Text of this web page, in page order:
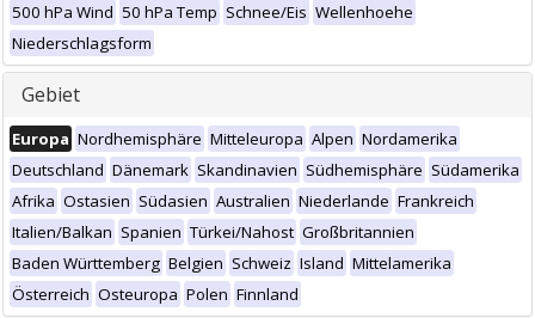
500 hPa Wind 50 hPa Temp Schnee/Eis Wellenhoehe
Niederschlagsform
Gebiet
Europa Nordhemisphäre Mitteleuropa Alpen Nordamerika
Deutschland Dänemark Skandinavien Südhemisphäre Südamerika
Afrika Ostasien Südasien Australien Niederlande Frankreich
Italien/Balkan Spanien Türkei/Nahost Großbritannien
Baden Württemberg Belgien Schweiz Island Mittelamerika
Österreich Osteuropa Polen Finnland